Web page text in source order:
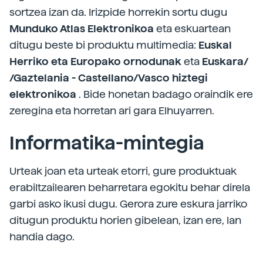
sortzea izan da. Irizpide horrekin sortu dugu
Munduko Atlas Elektronikoa eta eskuartean
ditugu beste bi produktu multimedia: Euskal
Herriko eta Europako ornodunaketa Euskara/
/Gaztelania - Castellano/Vasco hiztegi
elektronikoa . Bide honetan badago oraindik ere
zeregina eta horretan ari gara Elhuyarren.
Informatika-mintegia
Urteak joan eta urteak etorri, gure produktuak
erabiltzailearen beharretara egokitu behar direla
garbi asko ikusi dugu. Gerora zure eskura jarriko
ditugun produktu horien gibelean, izan ere, lan
handia dago.